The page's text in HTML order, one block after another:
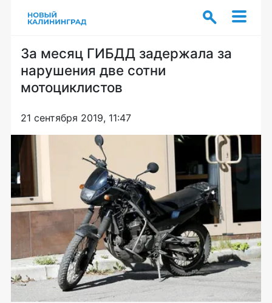
За месяц ГИБДД задержала за
нарушения две сотни
мотоциклистов
21 сентября 2019, 11:47